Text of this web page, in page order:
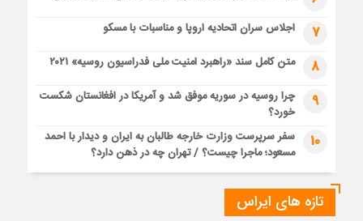
7 اجلاس سران اتحادیه اروپا و مناسبات با مسکو
8 متن کامل سند «راهبرد امنیت ملی فدراسیون روسیه» ۲۰۲۱
9
چرا روسیه در سوریه موفق شد و آمریکا در افغانستان شکست
خورد؟
10
سفر سرپرست وزارت خارجه طالبان به ایران و دیدار با احمد
مسعود؛ ماجرا چیست؟ / تهران چه در ذهن دارد؟
تازه های ایراس